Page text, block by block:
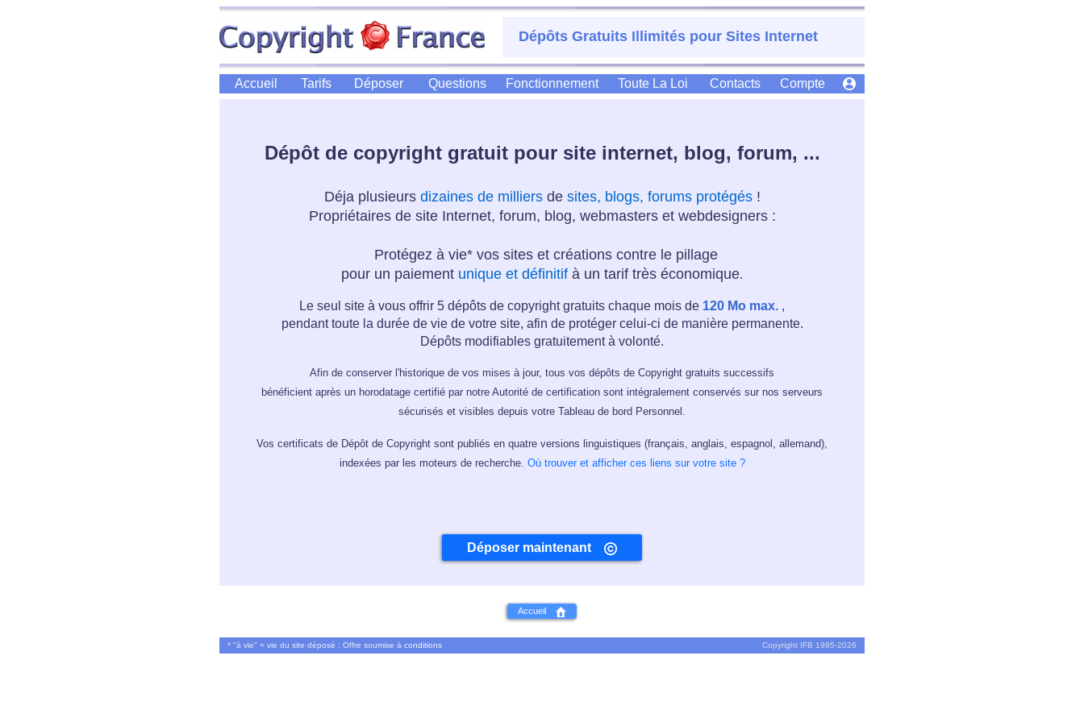
Dépôts Gratuits Illimités pour Sites Internet
Accueil Tarifs Déposer Questions Fonctionnement Toute La Loi Contacts Compte
Dépôt de copyright gratuit pour site internet, blog, forum, ...
Déja plusieurs dizaines de milliersde sites, blogs, forums protégés!
Propriétaires de site Internet, forum, blog, webmasters et webdesigners :
Protégez à vie* vos sites et créations contre le pillage
pour un paiement unique et définitif à un tarif très économique.
Le seul site à vous offrir 5 dépôts de copyright gratuits chaque mois de 120 Mo max. ,
pendant toute la durée de vie de votre site, afin de protéger celui-ci de manière permanente.
Dépôts modifiables gratuitement à volonté.
Afin de conserver l'historique de vos mises à jour, tous vos dépôts de Copyright gratuits successifs
bénéficient après un horodatage certifié par notre Autorité de certification sont intégralement conservés sur nos serveurs
sécurisés et visibles depuis votre Tableau de bord Personnel.
Vos certificats de Dépôt de Copyright sont publiés en quatre versions linguistiques (français, anglais, espagnol, allemand),
indexées par les moteurs de recherche. Où trouver et afficher ces liens sur votre site ?
Déposer maintenant
Accueil
* "à vie" = vie du site déposé : Offre soumise à conditions Copyright IFB 1995-2026